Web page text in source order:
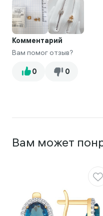
Комментарий
Вам помог отзыв?
Вам может